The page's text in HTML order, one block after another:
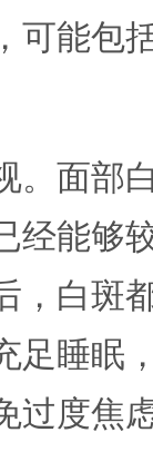
可能包
。面部
经能够
，白斑
足睡眠
过度焦